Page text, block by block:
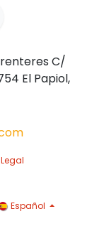
C/
El Papiol,
Español